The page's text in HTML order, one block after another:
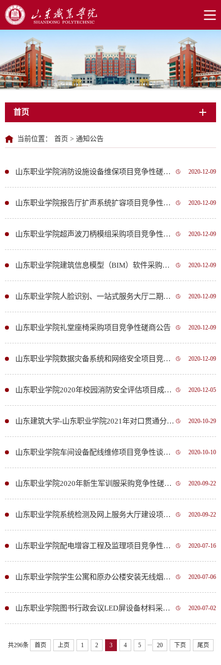
首页
当前位置： 首页 > 通知公告
山东职业学院消防设施设备维保项目竞争性磋商公告 2020-12-09
山东职业学院报告厅扩声系统扩容项目竞争性磋商公告 2020-12-09
山东职业学院超声波刀柄模组采购项目竞争性磋商公告 2020-12-09
山东职业学院建筑信息模型（BIM）软件采购项目竞争性磋商公告 2020-12-09
山东职业学院人脸识别、一站式服务大厅二期建设及会议系统项目竞争性磋商公告 2020-12-09
山东职业学院礼堂座椅采购项目竞争性磋商公告 2020-12-09
山东职业学院数据灾备系统和网络安全项目竞争性磋商公告 2020-12-09
山东职业学院2020年校园消防安全评估项目成交公告 2020-12-05
山东建筑大学-山东职业学院2021年对口贯通分段培养转段专业考核抽签科目公示 2020-10-29
山东职业学院车间设备配线维修项目竞争性谈判公告 2020-10-10
山东职业学院2020年新生军训服采购竞争性磋商公告 2020-09-22
山东职业学院系统检测及网上服务大厅建设项目采购竞争性磋商公告 2020-09-22
山东职业学院配电增容工程及监理项目竞争性磋商公告 2020-07-16
山东职业学院学生公寓和原办公楼安装无线烟感采购项目竞争性磋商公告 2020-07-06
山东职业学院图书行政会议LED屏设备材料采购项目竞争性磋商公告 2020-07-02
共296条 首页 上页 1 2 3 4 5 ... 20 下页 尾页